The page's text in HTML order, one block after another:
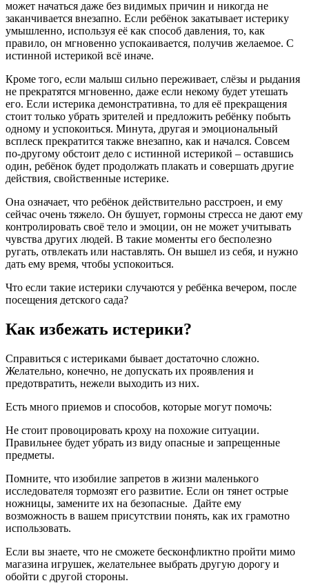
может начаться даже без видимых причин и никогда не
заканчивается внезапно. Если ребёнок закатывает истерику
умышленно, используя её как способ давления, то, как
правило, он мгновенно успокаивается, получив желаемое. С
истинной истерикой всё иначе.
Кроме того, если малыш сильно переживает, слёзы и рыдания
не прекратятся мгновенно, даже если некому будет утешать
его. Если истерика демонстративна, то для её прекращения
стоит только убрать зрителей и предложить ребёнку побыть
одному и успокоиться. Минута, другая и эмоциональный
всплеск прекратится также внезапно, как и начался. Совсем
по-другому обстоит дело с истинной истерикой – оставшись
один, ребёнок будет продолжать плакать и совершать другие
действия, свойственные истерике.
Она означает, что ребёнок действительно расстроен, и ему
сейчас очень тяжело. Он бушует, гормоны стресса не дают ему
контролировать своё тело и эмоции, он не может учитывать
чувства других людей. В такие моменты его бесполезно
ругать, отвлекать или наставлять. Он вышел из себя, и нужно
дать ему время, чтобы успокоиться.
Что если такие истерики случаются у ребёнка вечером, после
посещения детского сада?
Как избежать истерики?
Справиться с истериками бывает достаточно сложно.
Желательно, конечно, не допускать их проявления и
предотвратить, нежели выходить из них.
Есть много приемов и способов, которые могут помочь:
Не стоит провоцировать кроху на похожие ситуации.
Правильнее будет убрать из виду опасные и запрещенные
предметы.
Помните, что изобилие запретов в жизни маленького
исследователя тормозят его развитие. Если он тянет острые
ножницы, замените их на безопасные. Дайте ему
возможность в вашем присутствии понять, как их грамотно
использовать.
Если вы знаете, что не сможете бесконфликтно пройти мимо
магазина игрушек, желательнее выбрать другую дорогу и
обойти с другой стороны.